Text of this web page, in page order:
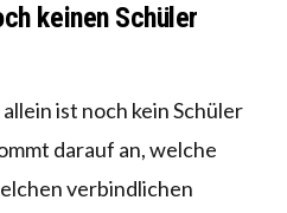
keinen Schüler
ist noch kein Schüler
darauf an, welche
verbindlichen